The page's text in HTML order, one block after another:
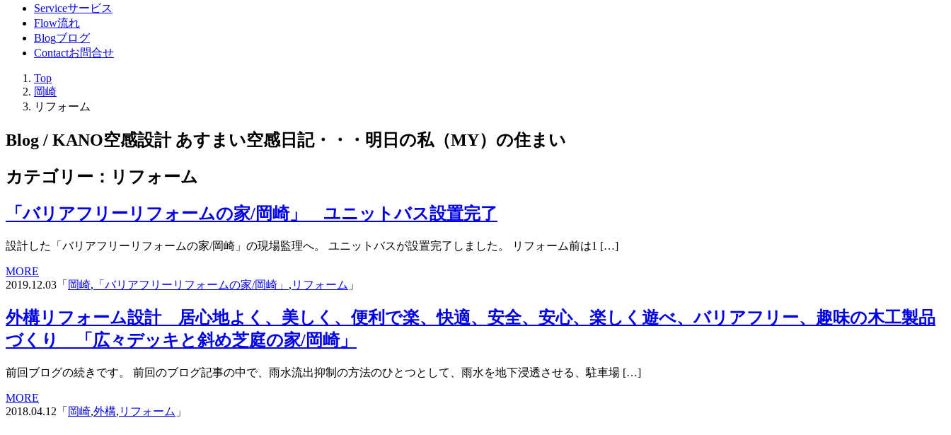
Serviceサービス
Flow流れ
Blogブログ
Contactお問合せ
Top
岡崎
リフォーム
Blog / KANO空感設計 あすまい空感日記・・・明日の私（MY）の住まい
カテゴリー：リフォーム
「バリアフリーリフォームの家/岡崎」 ユニットバス設置完了
設計した「バリアフリーリフォームの家/岡崎」の現場監理へ。 ユニットバスが設置完了しました。 リフォーム前は1 […]
MORE
2019.12.03「 岡崎, 「バリアフリーリフォームの家/岡崎」 , リフォーム 」
外構リフォーム設計 居心地よく、美しく、便利で楽、快適、安全、安心、楽しく遊べ、バリアフリー、趣味の木工製品
づくり 「広々デッキと斜め芝庭の家/岡崎」
前回ブログの続きです。 前回のブログ記事の中で、雨水流出抑制の方法のひとつとして、雨水を地下浸透させる、駐車場 […]
MORE
2018.04.12「 岡崎,外構, リフォーム 」